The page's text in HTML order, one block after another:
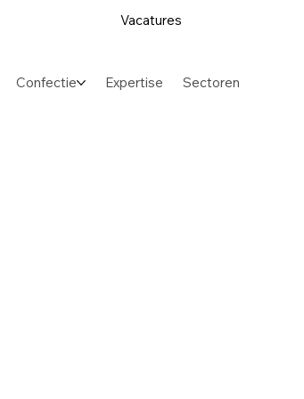
Vacatures
Confectie Expertise Sectoren